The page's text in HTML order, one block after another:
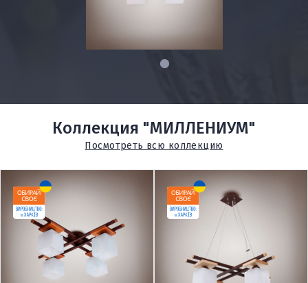
1
Коллекция "МИЛЛЕНИУМ"
Посмотреть всю коллекцию